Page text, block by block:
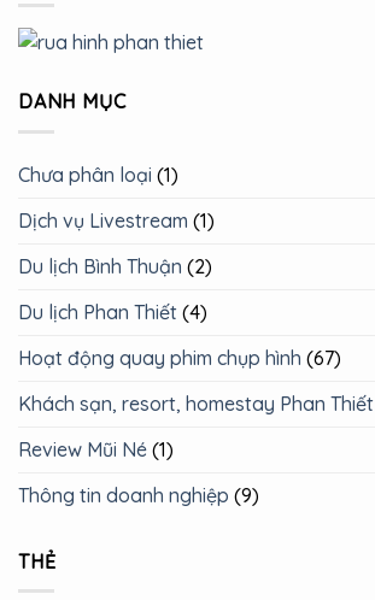
DANH MỤC
Chưa phân loại (1)
Dịch vụ Livestream (1)
Du lịch Bình Thuận (2)
Du lịch Phan Thiết (4)
Hoạt động quay phim chụp hình (67)
Khách sạn, resort, homestay Phan Thiết
Review Mũi Né (1)
Thông tin doanh nghiệp (9)
THẺ